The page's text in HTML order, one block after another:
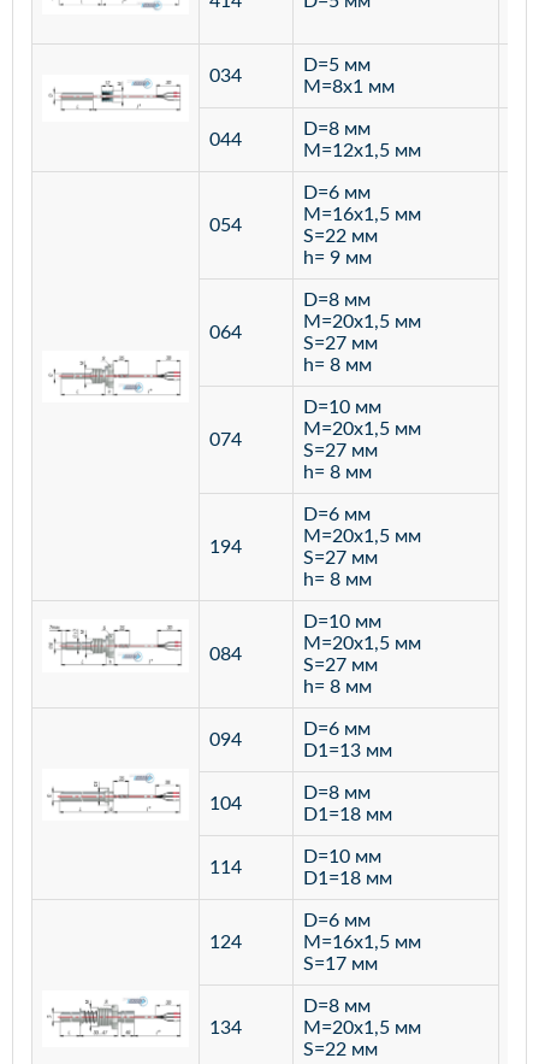
034
D=5 мм
M=8х1 мм
044
D=8 мм
M=12х1,5 мм
054
D=6 мм
M=16х1,5 мм
S=22 мм
h= 9 мм
064
D=8 мм
M=20х1,5 мм
S=27 мм
h= 8 мм
074
D=10 мм
M=20х1,5 мм
S=27 мм
h= 8 мм
194
D=6 мм
M=20х1,5 мм
S=27 мм
h= 8 мм
084
D=10 мм
M=20х1,5 мм
S=27 мм
h= 8 мм
094
D=6 мм
D1=13 мм
104
D=8 мм
D1=18 мм
114
D=10 мм
D1=18 мм
124
D=6 мм
M=16х1,5 мм
S=17 мм
134
D=8 мм
M=20х1,5 мм
S=22 мм